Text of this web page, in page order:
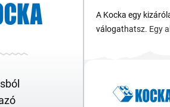
A Kocka egy
válogathatsz. Egy
kuponkódot,
kedvezmény